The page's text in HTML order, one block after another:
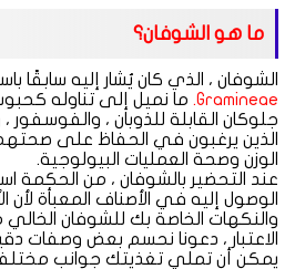
ما هو الشوفان؟
الشوفان ، الذي كان يُشار إليه
Gramineae. ما نميل إلى تناوله
الذين يرغبون في الحفاظ على
الوزن وصحة العمليات البيولوجية.
عند التحضير بالشوفان ، من الحكمة
الوصول إليه في الأصناف المعبأة
والنكهات الخاصة بك للشوفان
الاعتبار ، دعونا نحسم بعض وصفات
يمكن أن تملي تغذيتك جوانب